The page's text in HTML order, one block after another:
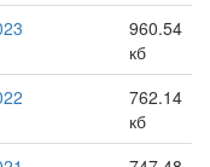
960.54
кб
762.14
кб